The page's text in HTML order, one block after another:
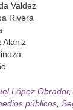
Valdez
Rivera
Alaniz
López Obrador,
públicos,